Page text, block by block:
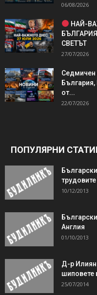
06/08/2026
НАЙ-
СВЕТЪТ
27/07/2026
Седмичен
от...
22/07/2026
ПОПУЛЯРНИ
10/12/2013
Англия
01/10/2013
Д-р Илиян
шиповете
25/07/2014